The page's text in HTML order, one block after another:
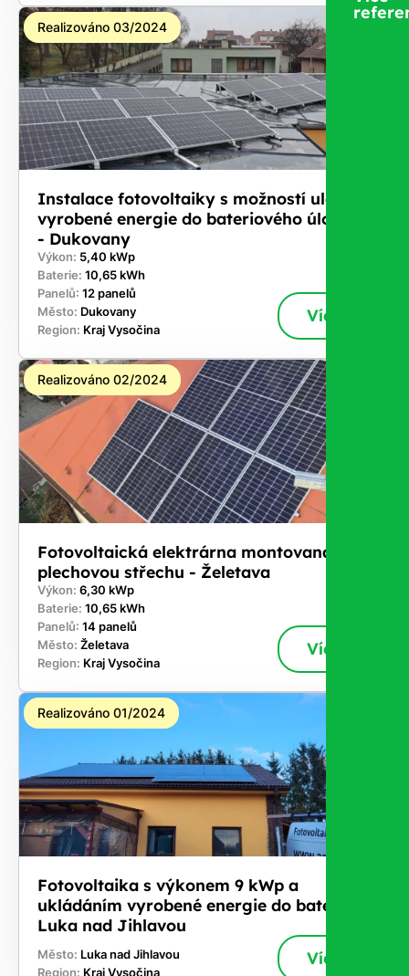
Realizováno 03/2024
Instalace fotovoltaiky s možností uložení
vyrobené energie do bateriového úložiště
- Dukovany
Výkon: 5,40 kWp
Baterie: 10,65 kWh
Panelů: 12 panelů
Město: Dukovany
Region: Kraj Vysočina
Více
Realizováno 02/2024
Fotovoltaická elektrárna montovaná na
plechovou střechu - Želetava
Výkon: 6,30 kWp
Baterie: 10,65 kWh
Panelů: 14 panelů
Město: Želetava
Region: Kraj Vysočina
Více
Realizováno 01/2024
Fotovoltaika s výkonem 9 kWp a
ukládáním vyrobené energie do baterií -
Luka nad Jihlavou
Město: Luka nad Jihlavou
Region: Kraj Vysočina
Více